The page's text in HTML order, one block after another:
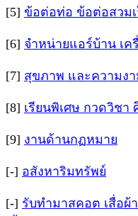
[5] ข้อต่อท่อ ข้อต่อสวม
[6] จำหน่ายแอร์บ้าน เค
[7] สุขภาพ และความง
[8] เรียนพิเศษ กวดวิชา
[9] งานด้านกฏหมาย
[-] อสังหาริมทรัพย์
[-] รับทำมาสคอต เสื่อผ้